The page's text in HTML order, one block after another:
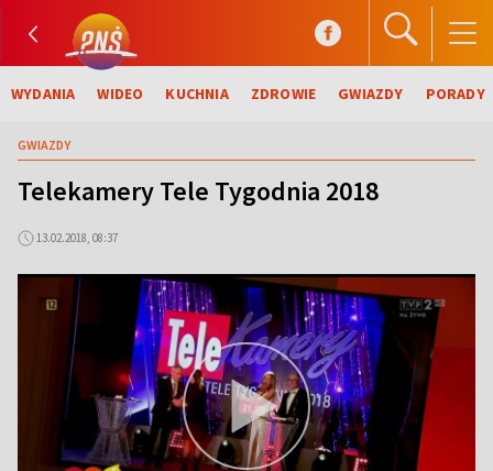
WYDANIA WIDEO KUCHNIA ZDROWIE GWIAZDY PORADY
GWIAZDY
Telekamery Tele Tygodnia 2018
13.02.2018, 08:37